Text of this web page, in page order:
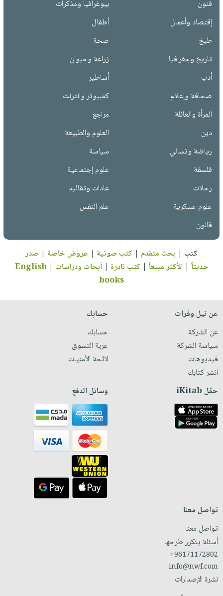
فنون
بيوغرافيا ومذكرات
إقتصاد وأعمال
أطفال
طبخ
صحة
تاريخ وجغرافيا
زراعة وحيوان
أدب
أساطير
صحافة وإعلام
كمبيوتر وانترنت
المرأة والعائلة
مراجع
دين
العلوم والطبيعة
رياضة وتسالي
سياسة
فلسفة
علوم إجتماعية
رحلات
عادات وتقاليد
علوم عسكرية
علم النفس
قانون
كتب | بحث متقدم | كتب صوتية | عروض خاصة | صدر
حديثاً |الأكثر مبيعاً | كتب نادرة |أبحاث ودراسات |
English
books
عن نيل وفرات
عن الشركة
سياسة الشركة
فيديوهات
انشر كتابك
حسابك
حسابك
عربة التسوق
لائحة الأمنيات
حمّل iKitab وسائل الدفع
تواصل معنا
تواصل معنا
أسئلة يتكرر طرحها
+96171172802
info@nwf.com
نشرة الإصدارات